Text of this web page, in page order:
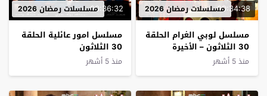
00:34:38مسلسلات رمضان 2026
مسلسل لوبي الغرام الحلقة
30 الثلاثون – الأخيرة
منذ 5 أشهر
00:36:32مسلسلات رمضان 2026
مسلسل امور عائلية الحلقة
30 الثلاثون
منذ 5 أشهر